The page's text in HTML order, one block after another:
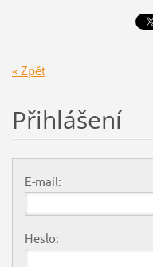
« Zpět
Přihlášení
E-mail:
Heslo: